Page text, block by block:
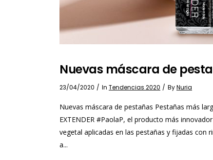
Nuevas máscara de
23/04/2020 In Tendencias 2020 ByNuria
Nuevas máscara de pestañas Pestañas más
EXTENDER #PaolaP, el producto más
vegetal aplicadas en las pestañas y fijadas con
a...